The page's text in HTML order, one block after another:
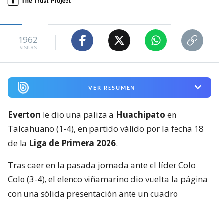
1962
visitas
VER RESUMEN
Everton le dio una paliza a Huachipato en
Talcahuano (1-4), en partido válido por la fecha 18
de la Liga de Primera 2026.
Tras caer en la pasada jornada ante el líder Colo
Colo (3-4), el elenco viñamarino dio vuelta la página
con una sólida presentación ante un cuadro